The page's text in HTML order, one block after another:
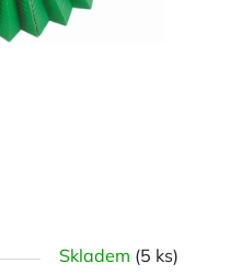
Skladem (5 ks)